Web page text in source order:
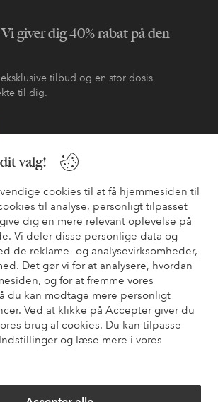
valg!
cookies til at få hjemmesiden til
til analyse, personligt tilpasset
dig en mere relevant oplevelse på
Vi deler disse personlige data og
de reklame- og analysevirksomheder,
Det gør vi for at analysere, hvordan
og for at fremme vores
du kan modtage mere personligt
Ved at klikke på Accepter giver du
brug af cookies. Du kan tilpasse
og læse mere i vores
giver dig 40% rabat på den
tilbud og en stor dosis
til dig.
ved registrering
de oftest stillede spørgsmål i vores FAQ.
om, hvordan du kontakter os.
Bestilling Betalingsmåde